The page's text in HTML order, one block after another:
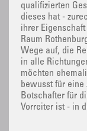
qualifizierten
dieses hat -
ihrer
Raum
Wege auf, die
in alle
möchten
bewusst für
Botschafter für
Vorreiter ist - in